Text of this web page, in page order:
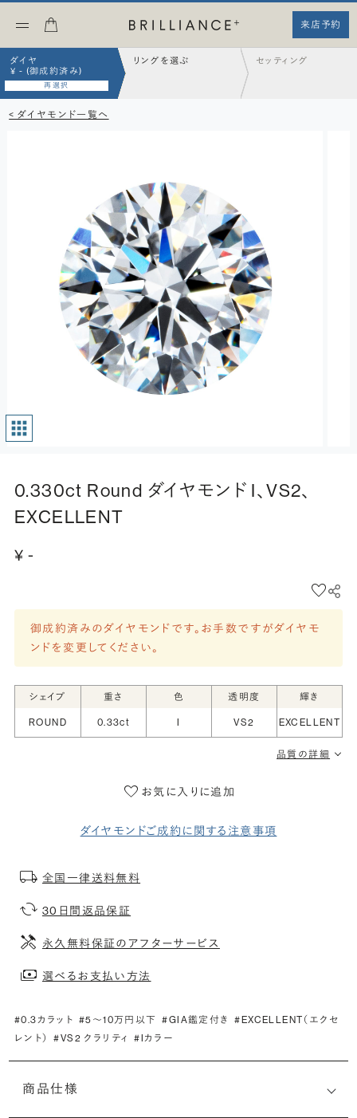
来店予約
ダイヤ
¥ - (御成約済み)
再選択
リングを選ぶ セッティング
< ダイヤモンド一覧へ
0.330ct Round ダイヤモンド I、VS2、
EXCELLENT
¥ -
御成約済みのダイヤモンドです。お手数ですがダイヤモ
ンドを変更してください。
シェイプ 重さ 色 透明度 輝き
ROUND 0.33ct I VS2 EXCELLENT
品質の詳細
お気に入りに追加
ダイヤモンドご成約に関する注意事項
全国一律送料無料
30日間返品保証
永久無料保証のアフターサービス
選べるお支払い方法
#0.3カラット #5〜10万円以下 #GIA鑑定付き
#EXCELLENT（エクセ
レント）
#VS2 クラリティ #Iカラー
商品仕様